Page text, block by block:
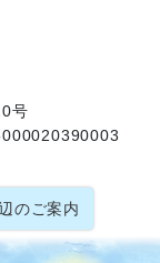
号
のご案内